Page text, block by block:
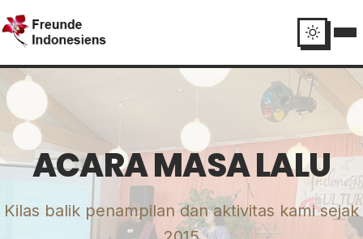
ACARA MASA LALU
Kilas balik penampilan dan aktivitas kami sejak